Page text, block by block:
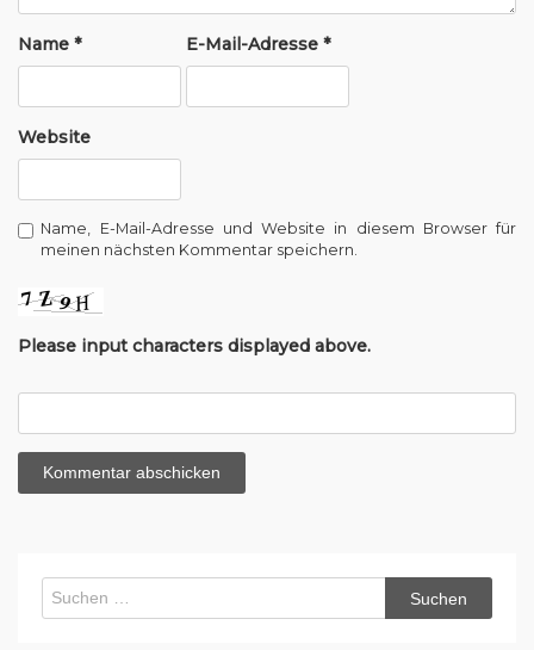
Name * E-Mail-Adresse*
Website
Name, E-Mail-Adresse und Website in diesem Browser für
meinen nächsten Kommentar speichern.
Please input characters displayed above.
Suchen
nach: